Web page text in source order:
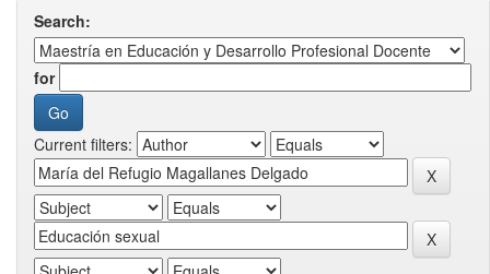
Search:
for
Current filters: